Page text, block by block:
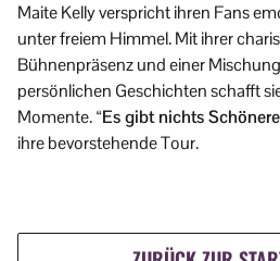
Maite Kelly verspricht ihren Fans
unter freiem Himmel. Mit ihrer
Bühnenpräsenz und einer
persönlichen Geschichten schafft
Momente.“Es gibt nichts
ihre bevorstehende Tour.